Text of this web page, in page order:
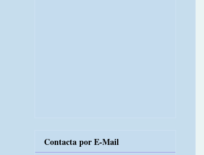
Contacta por E-Mail